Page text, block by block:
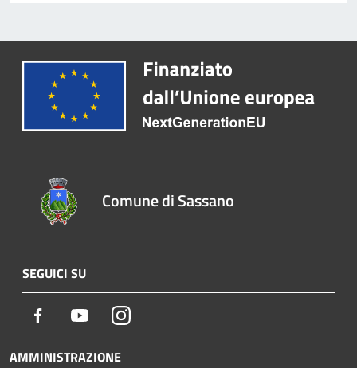
Comune di Sassano
SEGUICI SU
Facebook YoutubeInstagram
AMMINISTRAZIONE